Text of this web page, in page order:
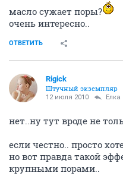
масло сужает поры?
очень интересно..
ОТВЕТИТЬ
Rigick
Штучный экземпляр
12 июля 2010 Ёлка
нет..ну тут вроде не
если честно.. просто
но вот правда такой
крупными порами..